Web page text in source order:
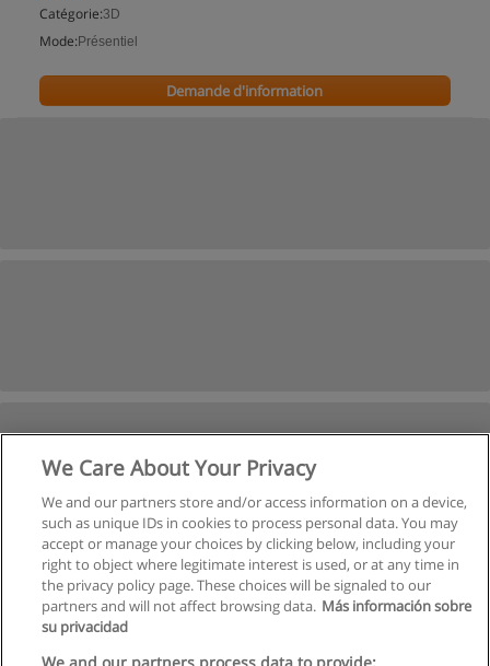
Catégorie:3D
Mode: Présentiel
Demande d'information
Suivant
de3
We Care About Your Privacy
We and our partners store and/or access information on a device,
such as unique IDs in cookies to process personal data. You may
accept or manage your choices by clicking below, including your
right to object where legitimate interest is used, or at any time in
the privacy policy page. These choices will be signaled to our
partners and will not affect browsing data. Más información sobre
su privacidad